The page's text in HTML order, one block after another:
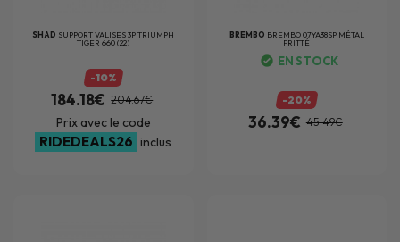
SHAD SUPPORT VALISES 3P TRIUMPH
TIGER 660 (22)
-10%
184.18€ 204.67€
Prix avec le code
RIDEDEALS26 inclus
BREMBO BREMBO 07YA38SP MÉTAL
FRITTÉ
EN STOCK
-20%
36.39€ 45.49€